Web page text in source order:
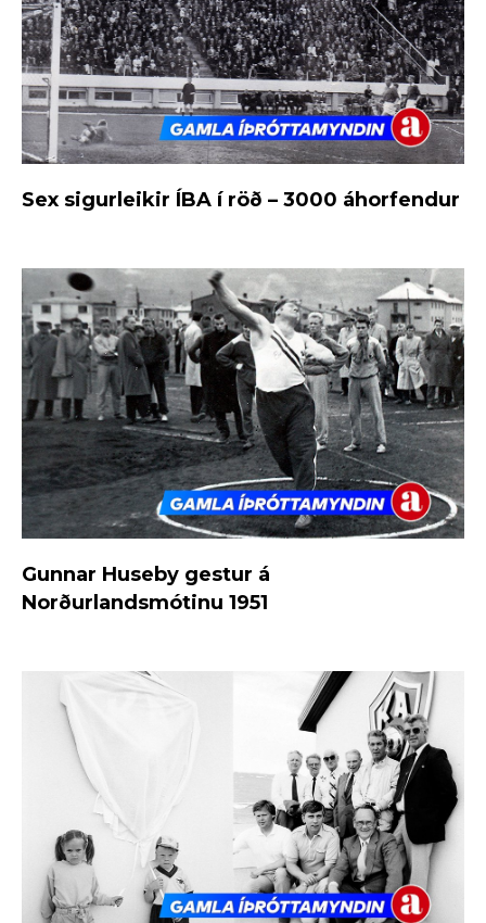
Sex sigurleikir ÍBA í röð – 3000 áhorfendur
Gunnar Huseby gestur á
Norðurlandsmótinu 1951